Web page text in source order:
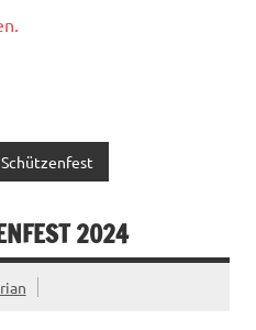
Schützenfest
2024